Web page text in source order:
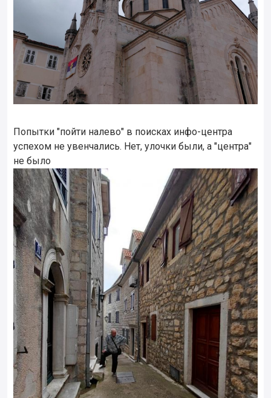
Попытки "пойти налево" в поисках инфо-центра
успехом не увенчались. Нет, улочки были, а "центра"
не было